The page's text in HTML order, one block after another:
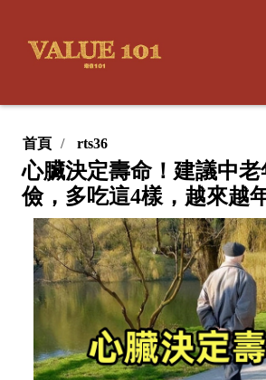
首頁 rts36
心臟決定壽命！建議中
儉，多吃這4樣，越來越